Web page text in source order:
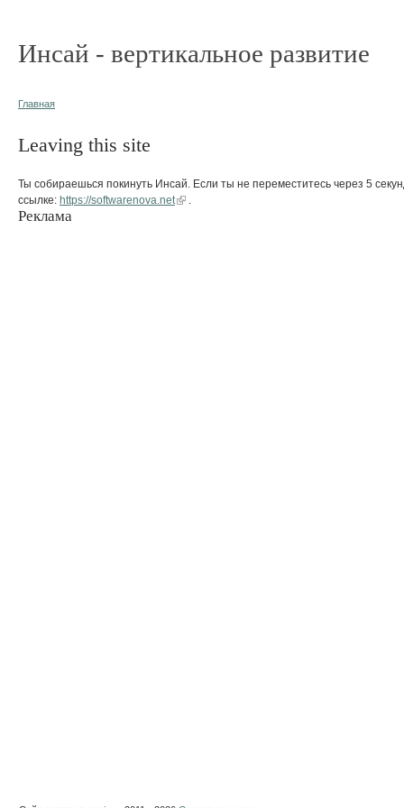
Инсай - вертикальное развитие
Главная
Leaving this site
Ты собираешься покинуть Инсай. Если ты не переместитесь через 5
ссылке: https://softwarenova.net
Реклама